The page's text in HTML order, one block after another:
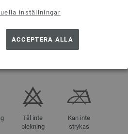
inställningar
ACCEPTERA ALLA
Tål inte
blekning
Kan inte
strykas